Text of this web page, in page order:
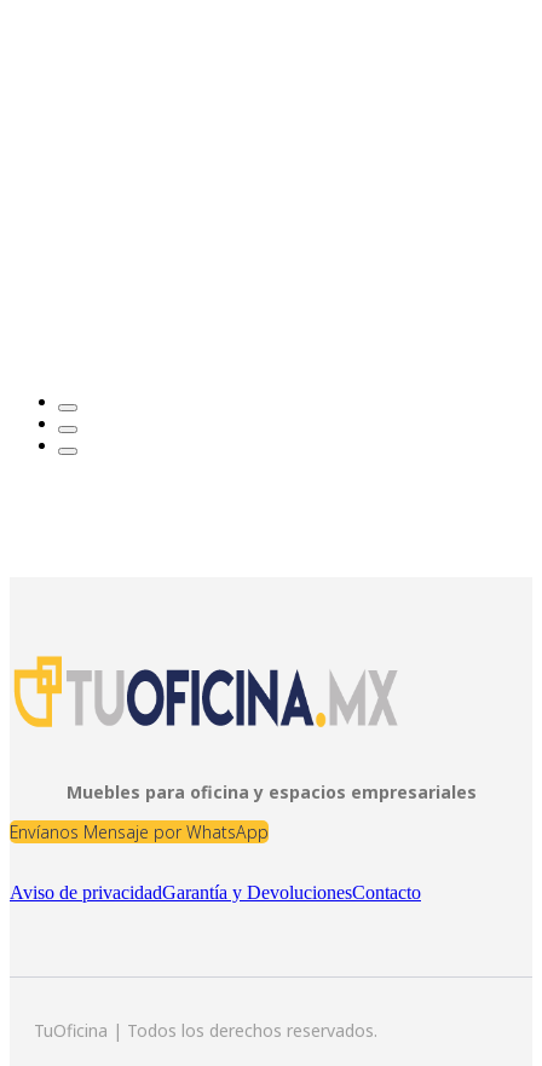
Muebles para oficina y espacios empresariales
Envíanos Mensaje por WhatsApp
Aviso de privacidadGarantía y DevolucionesContacto
TuOficina | Todos los derechos reservados.